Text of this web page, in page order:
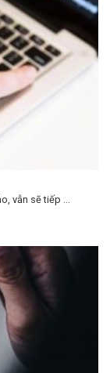
vẫn sẽ tiếp ...